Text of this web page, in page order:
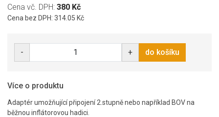
Cena vč. DPH: 380 Kč
Cena bez DPH: 314.05 Kč
- + do košíku
Více o produktu
Adaptér umožňující připojení 2.stupně nebo například BOV na
běžnou inflátorovou hadici.